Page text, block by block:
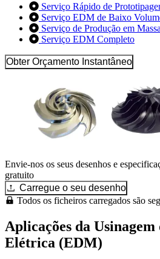
Serviço Rápido de
Serviço EDM de Baixo
Serviço de Produção em
Serviço EDM Completo
Obter Orçamento Instantâneo
Envie-nos os seus desenhos e
gratuito
Carregue o seu desenho
Todos os ficheiros carregados são
Aplicações da Usinagem
Elétrica (EDM)